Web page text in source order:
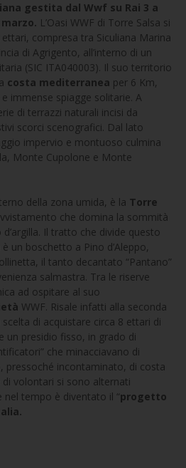
gestita dal Wwf su Rai 3 a
L’Oasi WWF di Torre Salsa si
ettari, compresa tra Siculiana Marina
di Agrigento, all’interno di un
(SIC ITA040003). Il suo territorio
costa mediterranea per 6 Km,
immense spiagge solitarie. A
di terrazzi naturali incisi da
scorci scenografici. Dal lato
impervio e montuoso culmina
Monte Cupolone e Monte
della zona umida, è la Torre
che domina la sommità
Il tratto che divide questo
un boschetto a Pino d’Aleppo,
il tanto decantato “Pantano”
salmastra. Tra le riserve
ad ospitare al suo
WWF. Risale infatti alla seconda
di acquistare circa 8 ettari di
un presidio fisso, in grado di
che minacciavano di
pressoché incontaminato, di costa
di volontari si sono alternati
tempo è diventato il “progetto